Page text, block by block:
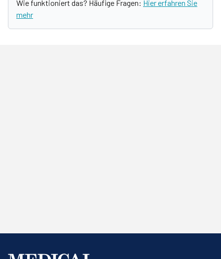
Wie funktioniert das? Häufige Fragen: Hier erfahren Sie
mehr